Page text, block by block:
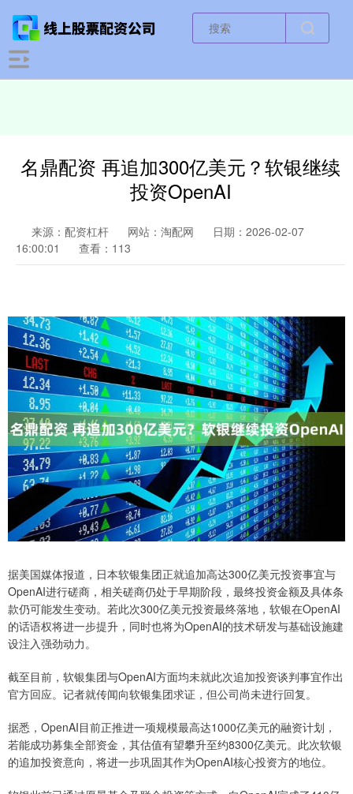
名鼎配资 再追加300亿美元？软银继续
投资OpenAI
来源：配资杠杆 网站：淘配网
日期：2026-02-07
16:00:01
查看：113
据美国媒体报道，日本软银集团正就追加高达300亿美元投资事宜与
OpenAI进行磋商，相关磋商仍处于早期阶段，最终投资金额及具体条
款仍可能发生变动。若此次300亿美元投资最终落地，软银在OpenAI
的话语权将进一步提升，同时也将为OpenAI的技术研发与基础设施建
设注入强劲动力。
截至目前，软银集团与OpenAI方面均未就此次追加投资谈判事宜作出
官方回应。记者就传闻向软银集团求证，但公司尚未进行回复。
据悉，OpenAI目前正推进一项规模最高达1000亿美元的融资计划，
若能成功募集全部资金，其估值有望攀升至约8300亿美元。此次软银
的追加投资意向，将进一步巩固其作为OpenAI核心投资方的地位。